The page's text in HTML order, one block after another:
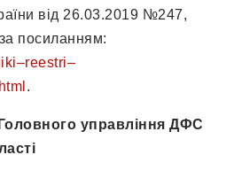
від 26.03.2019 №247,
посиланням:
.
управління ДФС